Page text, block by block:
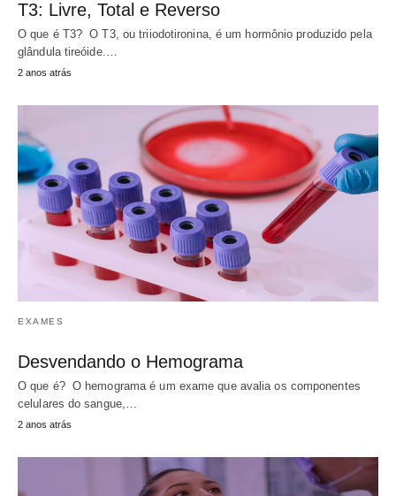
T3: Livre, Total e Reverso
O que é T3? O T3, ou triiodotironina, é um hormônio produzido pela
glândula tireóide.…
2 anos atrás
EXAMES
Desvendando o Hemograma
O que é? O hemograma é um exame que avalia os componentes
celulares do sangue,…
2 anos atrás